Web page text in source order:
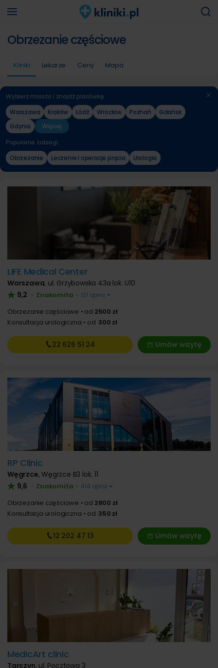
Obrzezanie częściowe
Kliniki Lekarze Ceny Mapa
Wybierz miasto i znajdź placówkę:
Warszawa
Kraków Łódź Wrocław Poznań
Gdańsk
Gdynia
Więcej
Popularne zabiegi:
Obrzezanie
Leczenie i operacje prącia Urologia
LIFE Medical Center
Warszawa, ul. Grzybowska 43a lok. U10
9,2 • Znakomita • 131 opinii
Obrzezanie częściowe od 2500 zł
Konsultacja urologiczna
od 300 zł
Umów wizytę
22 626 51 24
RP Clinic
Węgrzce,Węgrzce B3 lok. 11
9,6 • Znakomita • 414 opinii
Obrzezanie częściowe od 2800 zł
Konsultacja urologiczna
od 350 zł
Umów wizytę
12 202 47 13
MedicArt clinic
Tarczyn, ul. Pocztowa 3